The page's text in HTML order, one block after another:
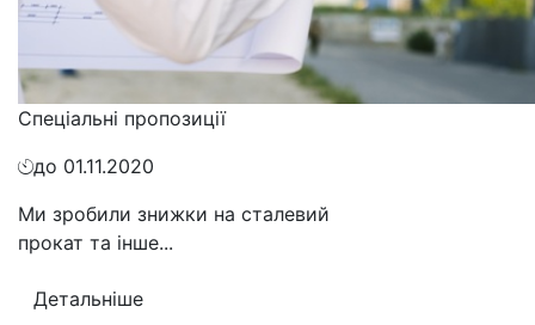
Спеціальні пропозиції
до 01.11.2020
Ми зробили знижки на сталевий
прокат та інше...
Детальніше